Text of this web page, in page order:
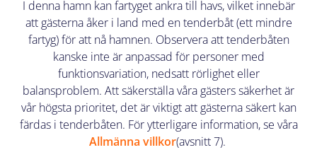
I denna hamn kan fartyget ankra till havs, vilket innebär
att gästerna åker i land med en tenderbåt (ett mindre
fartyg) för att nå hamnen. Observera att tenderbåten
kanske inte är anpassad för personer med
funktionsvariation, nedsatt rörlighet eller
balansproblem. Att säkerställa våra gästers säkerhet är
vår högsta prioritet, det är viktigt att gästerna säkert kan
färdas i tenderbåten. För ytterligare information, se våra
Allmänna villkor(avsnitt 7).